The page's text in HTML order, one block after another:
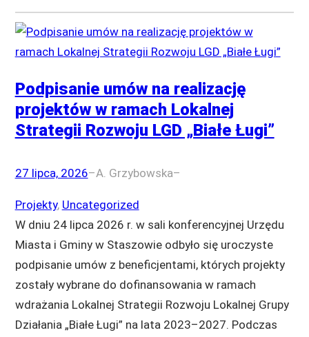
Podpisanie umów na realizację
projektów w ramach Lokalnej
Strategii Rozwoju LGD „Białe Ługi”
27 lipca, 2026–A. Grzybowska–
Projekty, Uncategorized
W dniu 24 lipca 2026 r. w sali konferencyjnej Urzędu
Miasta i Gminy w Staszowie odbyło się uroczyste
podpisanie umów z beneficjentami, których projekty
zostały wybrane do dofinansowania w ramach
wdrażania Lokalnej Strategii Rozwoju Lokalnej Grupy
Działania „Białe Ługi” na lata 2023–2027. Podczas